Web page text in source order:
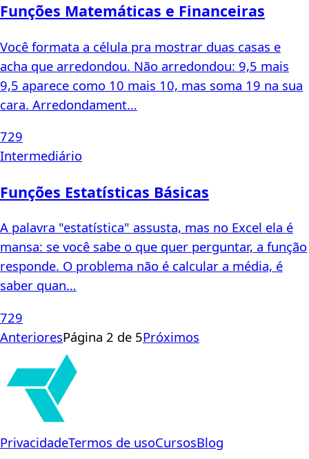
Funções Matemáticas e Financeiras
Você formata a célula pra mostrar duas casas e
acha que arredondou. Não arredondou: 9,5 mais
9,5 aparece como 10 mais 10, mas soma 19 na sua
cara. Arredondament…
729
Intermediário
Funções Estatísticas Básicas
A palavra "estatística" assusta, mas no Excel ela é
mansa: se você sabe o que quer perguntar, a função
responde. O problema não é calcular a média, é
saber quan…
729
AnterioresPágina 2 de 5Próximos
PrivacidadeTermos de usoCursosBlog